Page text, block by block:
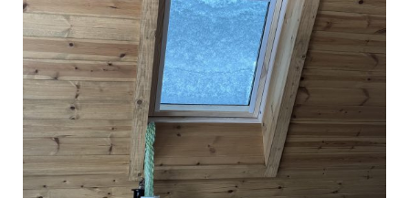
BESS広島
広島県広島市
hiroshima.bess.jp